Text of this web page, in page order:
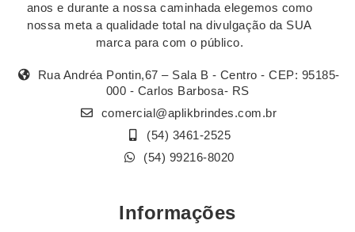
anos e durante a nossa caminhada elegemos como
nossa meta a qualidade total na divulgação da SUA
marca para com o público.
Rua Andréa Pontin,67 – Sala B - Centro - CEP: 95185-
000 - Carlos Barbosa- RS
comercial@aplikbrindes.com.br
(54) 3461-2525
(54) 99216-8020
Informações